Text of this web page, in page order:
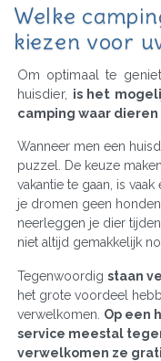
Welke
kiezen voor
Om optimaal te
huisdier, is het
camping waar
Wanneer men een
puzzel. De keuze
vakantie te gaan, is
je dromen geen
neerleggen je dier
niet altijd gemakkelijk
Tegenwoordig staan
het grote voordeel
verwelkomen. Op een
service meestal
verwelkomen ze